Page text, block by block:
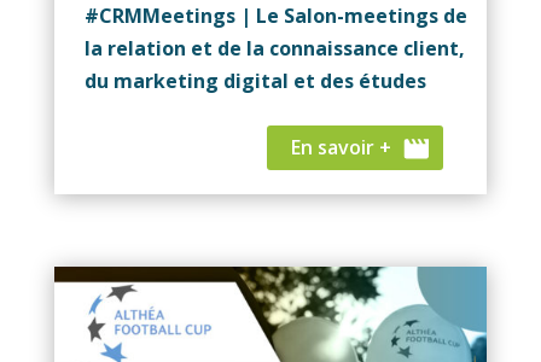
#CRMMeetings | Le Salon-meetings de
la relation et de la connaissance client,
du marketing digital et des études
En savoir +